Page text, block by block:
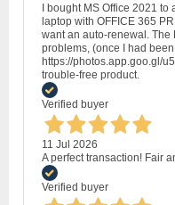
I bought MS Office 2021
laptop with OFFICE 365
want an auto-renewal.
problems, (once I had
https://photos.app.goo.gl/
trouble-free product.
Verified buyer
11 Jul 2026
A perfect transaction! Fair
Verified buyer